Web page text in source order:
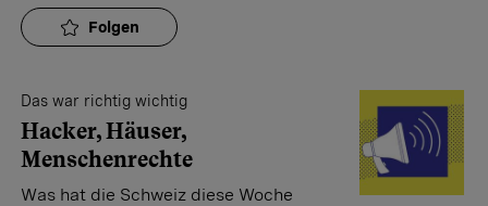
Folgen
Das war richtig wichtig
Hacker, Häuser,
Menschenrechte
Was hat die Schweiz diese Woche